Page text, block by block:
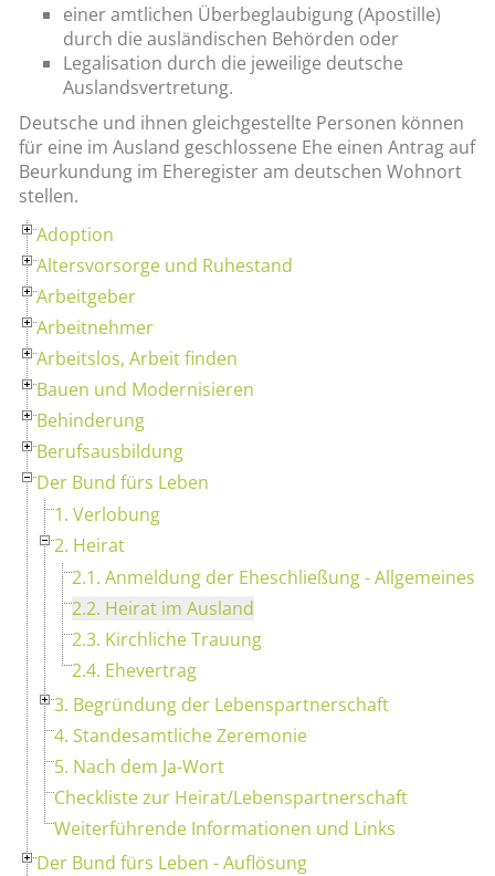
einer amtlichen Überbeglaubigung (Apostille)
durch die ausländischen Behörden oder
Legalisation durch die jeweilige deutsche
Auslandsvertretung.
Deutsche und ihnen gleichgestellte Personen können
für eine im Ausland geschlossene Ehe einen Antrag auf
Beurkundung im Eheregister am deutschen Wohnort
stellen.
Adoption
Altersvorsorge und Ruhestand
Arbeitgeber
Arbeitnehmer
Arbeitslos, Arbeit finden
Bauen und Modernisieren
Behinderung
Berufsausbildung
Der Bund fürs Leben
1. Verlobung
2. Heirat
2.1. Anmeldung der Eheschließung - Allgemeines
2.2. Heirat im Ausland
2.3. Kirchliche Trauung
2.4. Ehevertrag
3. Begründung der Lebenspartnerschaft
4. Standesamtliche Zeremonie
5. Nach dem Ja-Wort
Checkliste zur Heirat/Lebenspartnerschaft
Weiterführende Informationen und Links
Der Bund fürs Leben - Auflösung